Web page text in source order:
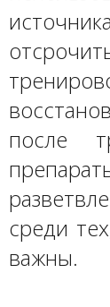
после
среди
важны.